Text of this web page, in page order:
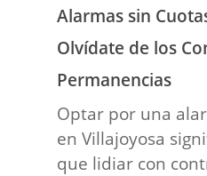
Alarmas sin
Olvídate de los
Permanencias
Optar por una
en Villajoyosa
que lidiar con